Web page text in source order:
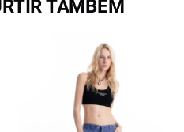
TAMBÉM